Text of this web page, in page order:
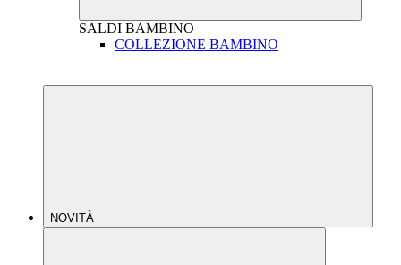
SALDI BAMBINO
COLLEZIONE BAMBINO
NOVITÀ